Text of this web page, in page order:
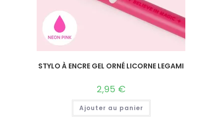
STYLO À ENCRE GEL ORNÉ LICORNE LEGAMI
2,95 €
Ajouter au panier